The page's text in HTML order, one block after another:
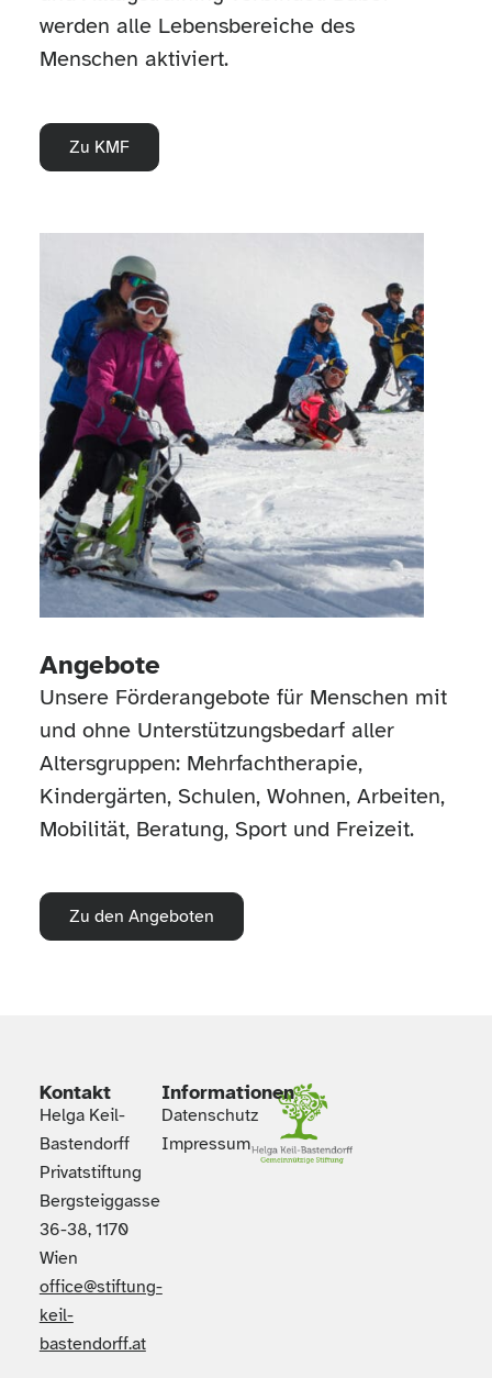
werden alle Lebensbereiche des
Menschen aktiviert.
Zu KMF
Angebote
Unsere Förderangebote für Menschen mit
und ohne Unterstützungsbedarf aller
Altersgruppen: Mehrfachtherapie,
Kindergärten, Schulen, Wohnen, Arbeiten,
Mobilität, Beratung, Sport und Freizeit.
Zu den Angeboten
Informationen
Datenschutz
Impressum
Kontakt
Helga Keil-
Bastendorff
Privatstiftung
Bergsteiggasse
36-38, 1170
Wien
office@stiftung-
keil-
bastendorff.at